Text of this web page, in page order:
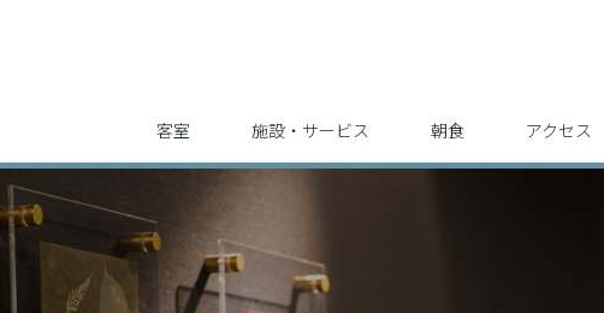
客室 施設・サービス 朝食 アクセス